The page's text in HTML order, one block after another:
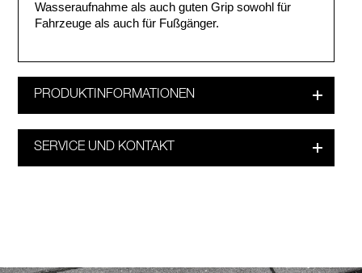
Wasseraufnahme als auch guten Grip sowohl für
Fahrzeuge als auch für Fußgänger.
PRODUKTINFORMATIONEN
SERVICE UND KONTAKT